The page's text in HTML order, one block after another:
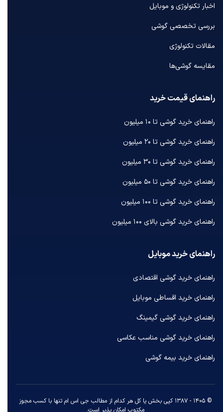
اخبار تکنولوژی و موبایل
بررسی تخصصی گوشی
مقالات تکنولوژی
مقایسه گوشی‌ها
راهنمای قیمت خرید
راهنمای خرید گوشی تا ۱۰ میلیون
راهنمای خرید گوشی تا ۲۰ میلیون
راهنمای خرید گوشی تا ۳۰ میلیون
راهنمای خرید گوشی تا ۵۰ میلیون
راهنمای خرید گوشی تا ۱۰۰ میلیون
راهنمای خرید گوشی بالای ۱۰۰ میلیون
راهنمای خرید موبایل
راهنمای خرید گوشی اقتصادی
راهنمای خرید اقساطی موبایل
راهنمای خرید گوشی گیمینگ
راهنمای خرید گوشی مناسب عکاسی
راهنمای خرید بیمه گوشی
© ۱۴۰۵ - ۱۳۸۷ کپی بخش یا کل هر کدام از مطالب جی اس ام تنها با کسب مجوز
مکتوب امکان پذیر است.